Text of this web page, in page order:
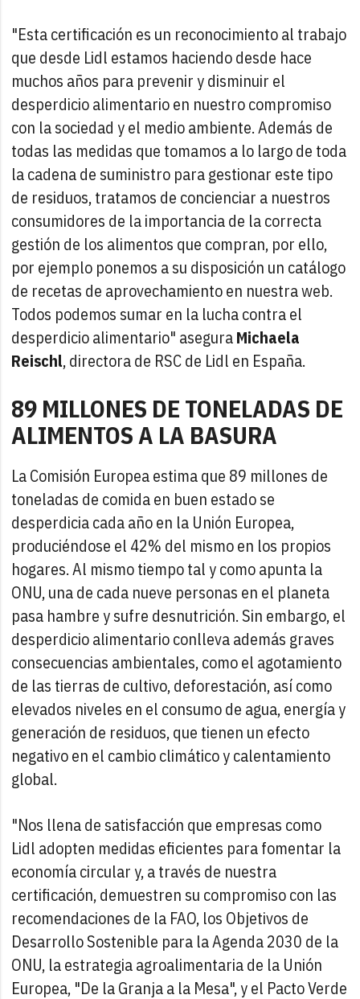
"Esta certificación es un reconocimiento al trabajo
que desde Lidl estamos haciendo desde hace
muchos años para prevenir y disminuir el
desperdicio alimentario en nuestro compromiso
con la sociedad y el medio ambiente. Además de
todas las medidas que tomamos a lo largo de toda
la cadena de suministro para gestionar este tipo
de residuos, tratamos de concienciar a nuestros
consumidores de la importancia de la correcta
gestión de los alimentos que compran, por ello,
por ejemplo ponemos a su disposición un catálogo
de recetas de aprovechamiento en nuestra web.
Todos podemos sumar en la lucha contra el
desperdicio alimentario" aseguraMichaela
Reischl, directora de RSC de Lidl en España.
89 MILLONES DE TONELADAS DE
ALIMENTOS A LA BASURA
La Comisión Europea estima que 89 millones de
toneladas de comida en buen estado se
desperdicia cada año en la Unión Europea,
produciéndose el 42% del mismo en los propios
hogares. Al mismo tiempo tal y como apunta la
ONU, una de cada nueve personas en el planeta
pasa hambre y sufre desnutrición. Sin embargo, el
desperdicio alimentario conlleva además graves
consecuencias ambientales, como el agotamiento
de las tierras de cultivo, deforestación, así como
elevados niveles en el consumo de agua, energía y
generación de residuos, que tienen un efecto
negativo en el cambio climático y calentamiento
global.
"Nos llena de satisfacción que empresas como
Lidl adopten medidas eficientes para fomentar la
economía circular y, a través de nuestra
certificación, demuestren su compromiso con las
recomendaciones de la FAO, los Objetivos de
Desarrollo Sostenible para la Agenda 2030 de la
ONU, la estrategia agroalimentaria de la Unión
Europea, "De la Granja a la Mesa", y el Pacto Verde